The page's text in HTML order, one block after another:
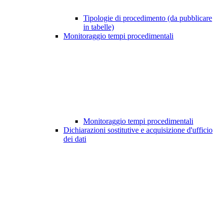
Tipologie di procedimento (da pubblicare
in tabelle)
Monitoraggio tempi procedimentali
Monitoraggio tempi procedimentali
Dichiarazioni sostitutive e acquisizione d'ufficio
dei dati